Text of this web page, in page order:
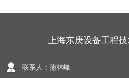
上海东庚设备工程技
联系人：蒲林峰